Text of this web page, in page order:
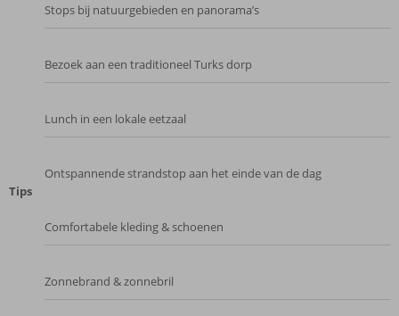
Stops bij natuurgebieden en panorama’s
Bezoek aan een traditioneel Turks dorp
Lunch in een lokale eetzaal
Ontspannende strandstop aan het einde van de dag
Tips
Comfortabele kleding & schoenen
Zonnebrand & zonnebril